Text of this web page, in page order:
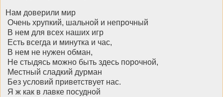
Нам доверили мир
Очень хрупкий, шальной и непрочный
В нем для всех наших игр
Есть всегда и минутка и час,
В нем не нужен обман,
Не стыдясь можно быть здесь порочной,
Местный сладкий дурман
Без условий приветствует нас.
Я ж как в лавке посудной